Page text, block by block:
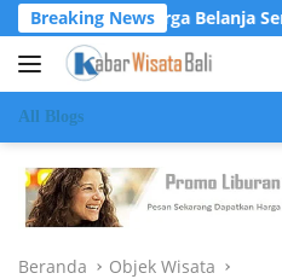
Langsung
ke
konten
Breaking News
Surga Belanja Seni dan Oleh-
All Blogs
Beranda Objek Wisata